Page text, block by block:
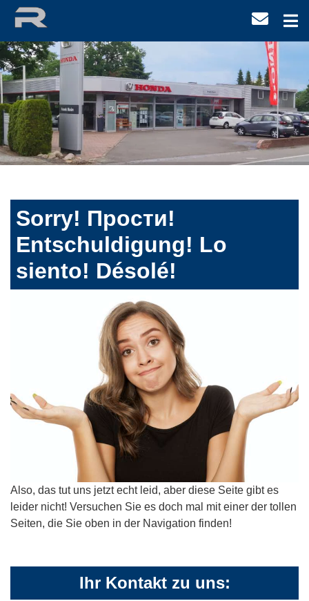
Sorry! Прости!
Entschuldigung! Lo
siento! Désolé!
Also, das tut uns jetzt echt leid, aber diese Seite gibt es
leider nicht! Versuchen Sie es doch mal mit einer der tollen
Seiten, die Sie oben in der Navigation finden!
Ihr Kontakt zu uns: